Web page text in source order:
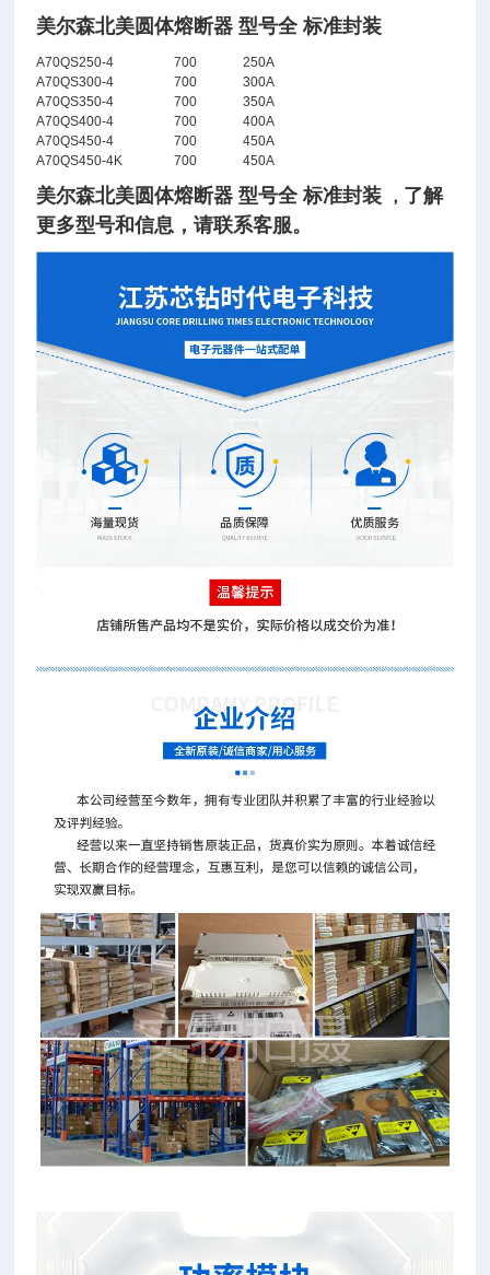
美尔森北美圆体熔断器 型号全 标准封装
A70QS250-4 700
250A
A70QS300-4
700
300A
A70QS350-4
700
350A
A70QS400-4
700
400A
A70QS450-4
700
450A
A70QS450-4K
700 450A
美尔森北美圆体熔断器 型号全 标准封装 ， 了解
更多型号和信息，请联系客服。